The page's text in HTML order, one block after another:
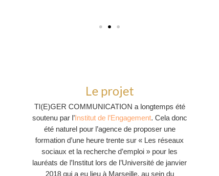
Le projet
TI(E)GER COMMUNICATION a longtemps été
soutenu par l’Institut de l’Engagement. Cela donc
été naturel pour l’agence de proposer une
formation d’une heure trente sur « Les réseaux
sociaux et la recherche d’emploi » pour les
lauréats de l’Institut lors de l’Université de janvier
2018 qui a eu lieu à Marseille, au sein du